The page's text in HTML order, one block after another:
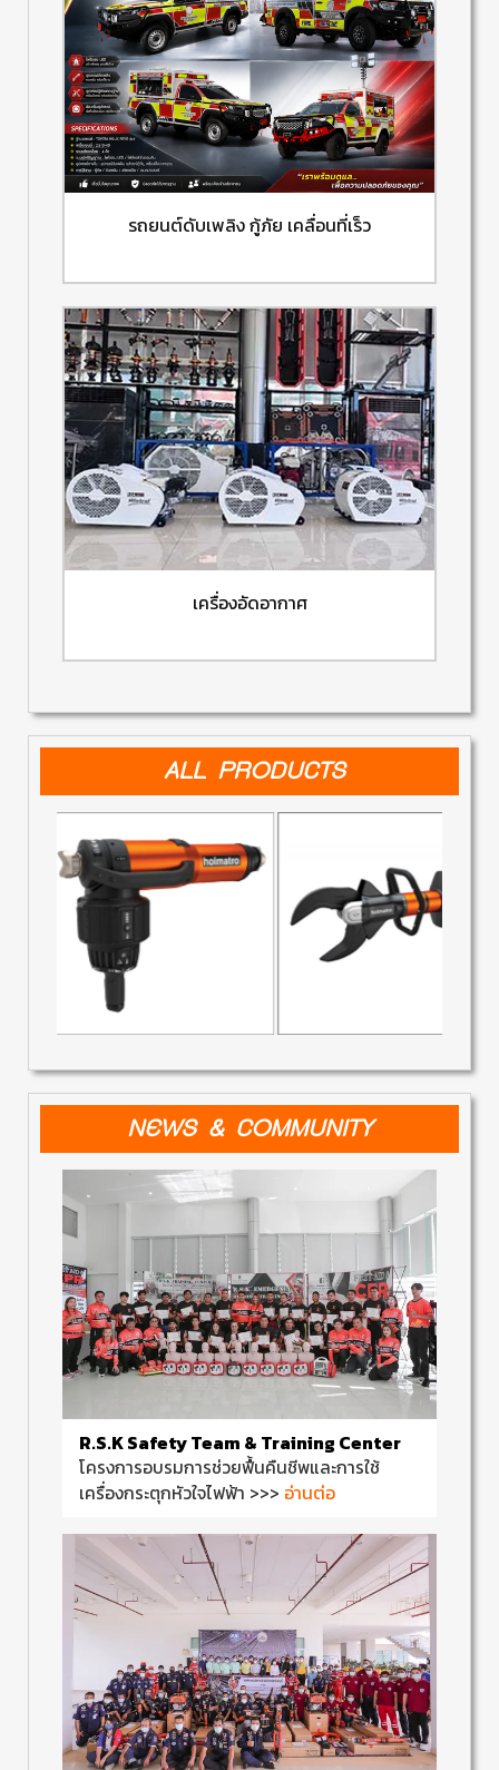
รถยนต์ดับเพลิง กู้ภัย เคลื่อนที่เร็ว
เครื่องอัดอากาศ
ALL PRODUCTS
NEWS & COMMUNITY
R.S.K Safety Team & Training Center
โครงการอบรมการช่วยฟื้นคืนชีพและการใช้
เครื่องกระตุกหัวใจไฟฟ้า >>> อ่านต่อ